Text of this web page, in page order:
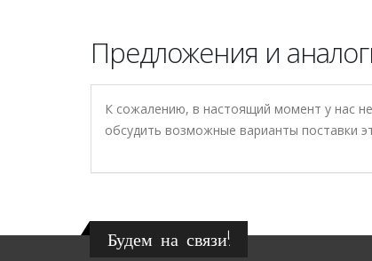
Предложения и
К сожалению, в настоящий момент у нас
обсудить возможные варианты поставки
Будем на связи!